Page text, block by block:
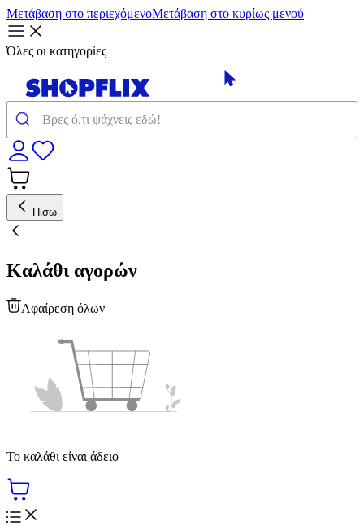
Μετάβαση στο περιεχόμενοΜετάβαση στο κυρίως μενού
Όλες οι κατηγορίες
Πίσω
Καλάθι αγορών
Αφαίρεση όλων
Το καλάθι είναι άδειο